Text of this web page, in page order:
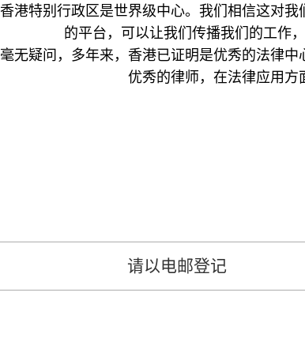
香港特别行政区是世界级中心。我们相信这对
的平台，可以让我们传播我们的工作
毫无疑问，多年来，香港已证明是优秀的法律中
优秀的律师，在法律应用方